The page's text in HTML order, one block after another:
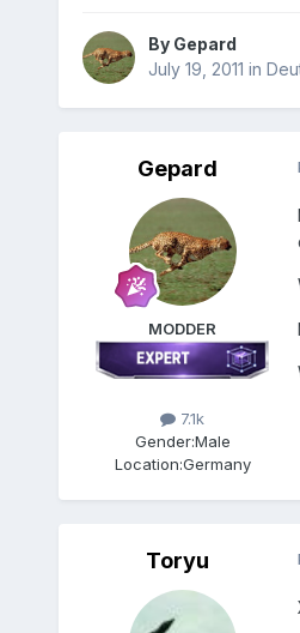
By Gepard
July 19, 2011 in
Gepard
MODDER
7.1k
Gender:Male
Location:Germany
Toryu